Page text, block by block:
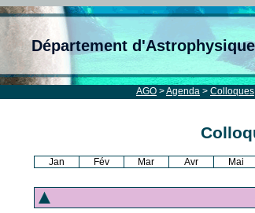
Département
AGO >Agenda > Colloques
Jan Fév Mar Avr Mai